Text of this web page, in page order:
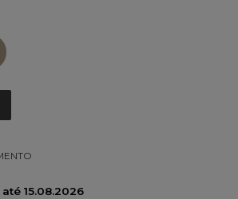
15.08.2026